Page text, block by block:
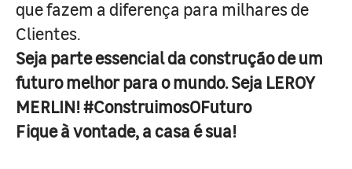
que fazem a diferença para milhares de
Clientes.
Seja parte essencial da construção de um
futuro melhor para o mundo. Seja LEROY
MERLIN! #ConstruimosOFuturo
Fique à vontade, a casa é sua!